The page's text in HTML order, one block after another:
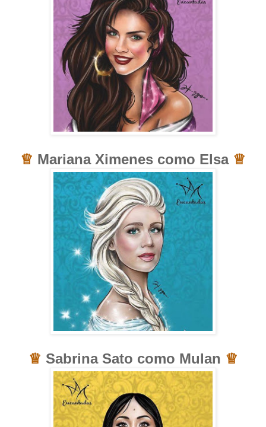
♕ Mariana Ximenes como Elsa ♕
♕ Sabrina Sato como Mulan ♕